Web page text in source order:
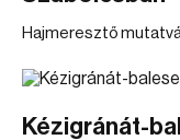
Hajmeresztő
Kézigránát-